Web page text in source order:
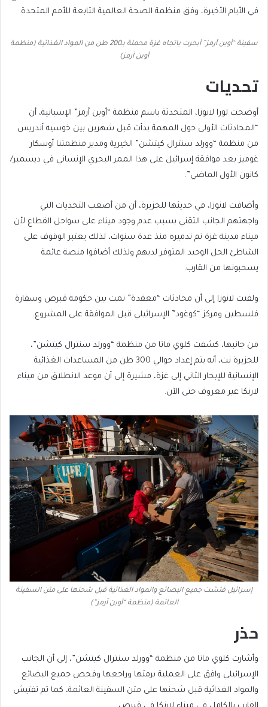
في الأيام الأخيرة، وفق منظمة الصحة العالمية التابعة للأمم المتحدة.
سفينة “أوبن آرمز” أبحرت باتجاه غزة محملة بـ200 طن من المواد الغذائية (منظمة
أوبن آرمز)
تحديات
أوضحت لورا لانوزا، المتحدثة باسم منظمة “أوبن آرمز” الإسبانية، أن
“المحادثات الأولى حول المهمة بدأت قبل شهرين بين خوسيه أندريس
من منظمة “وورلد سنترال كيتشن” الخيرية ومدير منظمتنا أوسكار
غوميز بعد موافقة إسرائيل على هذا الممر البحري الإنساني في ديسمبر/
كانون الأول الماضي”.
وأضافت لانوزا، في حديثها للجزيرة، أن من أصعب التحديات التي
واجهتهم الجانب التقني بسبب عدم وجود ميناء على سواحل القطاع لأن
ميناء مدينة غزة تم تدميره منذ عدة سنوات، لذلك يعتبر الوقوف على
الشاطئ الحل الوحيد المتوفر لديهم ولذلك أضافوا منصة عائمة
يسحبونها من القارب.
ولفتت لانوزا إلى أن محادثات “معقدة” تمت بين حكومة قبرص وسفارة
فلسطين ومركز “كوغود” الإسرائيلي قبل الموافقة على المشروع.
من جانبها، كشفت كلوي ماتا من منظمة “وورلد سنترال كيتشن”،
للجزيرة نت، أنه يتم إعداد حوالي 300 طن من المساعدات الغذائية
الإنسانية للإبحار الثاني إلى غزة، مشيرة إلى أن موعد الانطلاق من ميناء
لارنكا غير معروف حتى الآن.
إسرائيل فتشت جميع البضائع والمواد الغذائية قبل شحنها على متن السفينة
العائمة (منظمة “أوبن آرمز”)
حذر
وأشارت كلوي ماتا من منظمة “وورلد سنترال كيتشن”، إلى أن الجانب
الإسرائيلي وافق على العملية برمتها وراجعها وفحص جميع البضائع
والمواد الغذائية قبل شحنها على متن السفينة العائمة، كما تم تفتيش